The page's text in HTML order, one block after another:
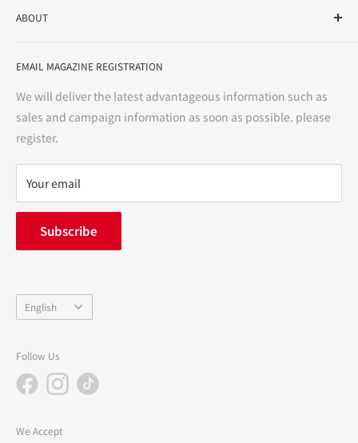
variety store, we aim to realize a "healthy and prosperous
bright and enjoyable life every day."
ABOUT
Notation based on the Act on Specified Commercial
Precautions regarding medicines
terms of service
privacy policy
FAQ
inquiry
中途採用
EMAIL MAGAZINE REGISTRATION
We will deliver the latest advantageous information such as
sales and campaign information as soon as possible. please
register.
Your email
Subscribe
Language
English
Follow Us
We Accept